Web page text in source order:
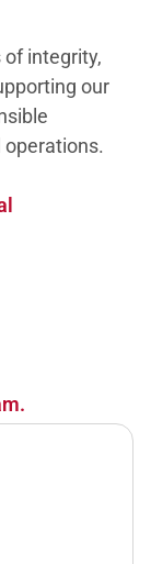
of integrity,
our